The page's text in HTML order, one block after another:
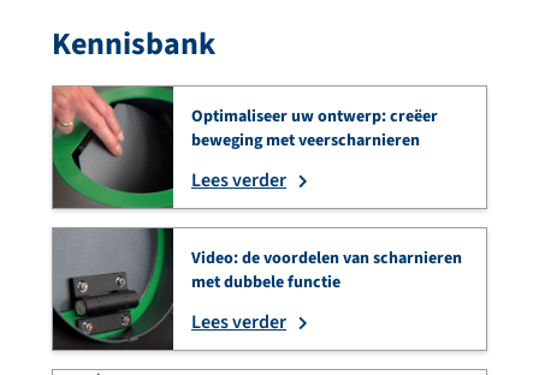
Kennisbank
Optimaliseer uw ontwerp: creëer
beweging met veerscharnieren
Lees verder
Video: de voordelen van scharnieren
met dubbele functie
Lees verder